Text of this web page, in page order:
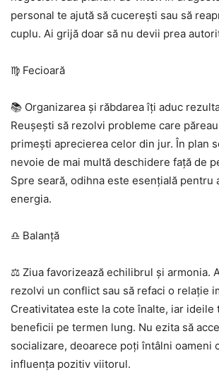
personal te ajută să cucerești sau să
cuplu. Ai grijă doar să nu devii prea
♍ Fecioară
📚 Organizarea și răbdarea îți aduc
Reușești să rezolvi probleme care
primești aprecierea celor din jur. În plan
nevoie de mai multă deschidere față de
Spre seară, odihna este esențială pentru
energia.
♎ Balanță
⚖️ Ziua favorizează echilibrul și armonia.
rezolvi un conflict sau să refaci o relație
Creativitatea este la cote înalte, iar ideile
beneficii pe termen lung. Nu ezita să
socializare, deoarece poți întâlni oameni
influența pozitiv viitorul.